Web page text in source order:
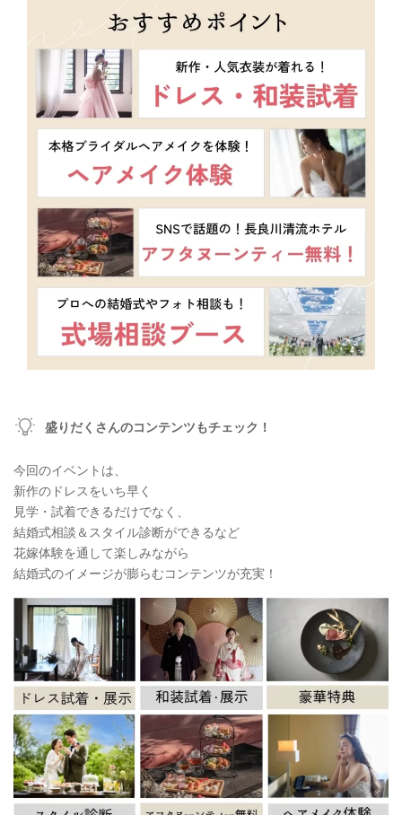
盛りだくさんのコンテンツもチェック！
今回のイベントは、
新作のドレスをいち早く
見学・試着できるだけでなく、
結婚式相談＆スタイル診断ができるなど
花嫁体験を通して楽しみながら
結婚式のイメージが膨らむコンテンツが充実！